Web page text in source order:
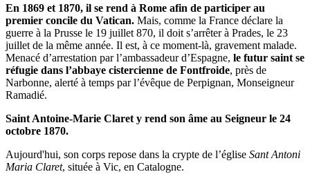
En 1869 et 1870, il se rend à Rome afin de participer au
premier concile du Vatican. Mais, comme la France déclare la
guerre à la Prusse le 19 juillet 870, il doit s’arrêter à Prades, le 23
juillet de la même année. Il est, à ce moment-là, gravement malade.
Menacé d’arrestation par l’ambassadeur d’Espagne, le futur saint se
réfugie dans l’abbaye cistercienne de Fontfroide, près de
Narbonne, alerté à temps par l’évêque de Perpignan, Monseigneur
Ramadié.
Saint Antoine-Marie Claret y rend son âme au Seigneur le 24
octobre 1870.
Aujourd'hui, son corps repose dans la crypte de l’église Sant Antoni
Maria Claret, située à Vic, en Catalogne.